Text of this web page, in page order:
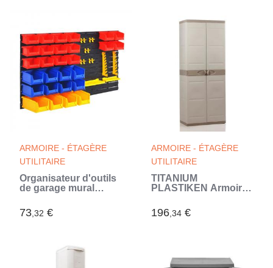
ARMOIRE - ÉTAGÈRE
UTILITAIRE
Organisateur d'outils
de garage mural
73,32 €
ARMOIRE - ÉTAGÈRE
UTILITAIRE
TITANIUM
PLASTIKEN Armoire
étageres et penderie
l70 x p44 x h176 cm
(Beige)
196,34 €